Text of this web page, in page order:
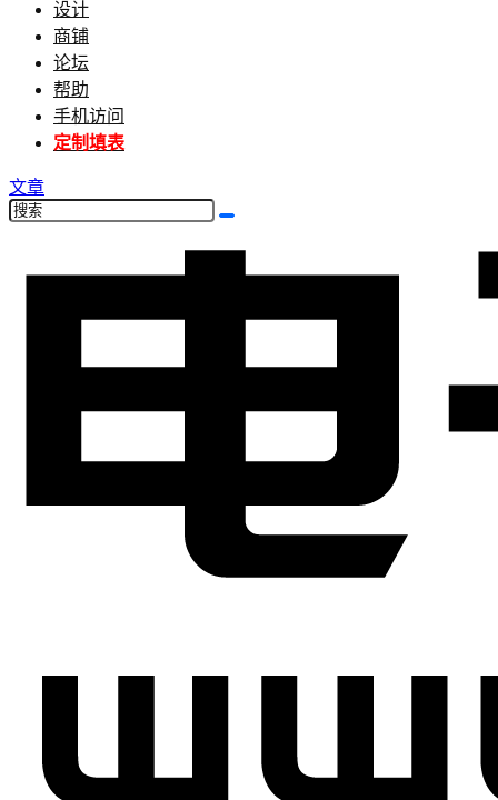
设计
商铺
论坛
帮助
手机访问
定制填表
文章